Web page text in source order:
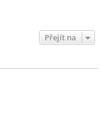
Přejít na